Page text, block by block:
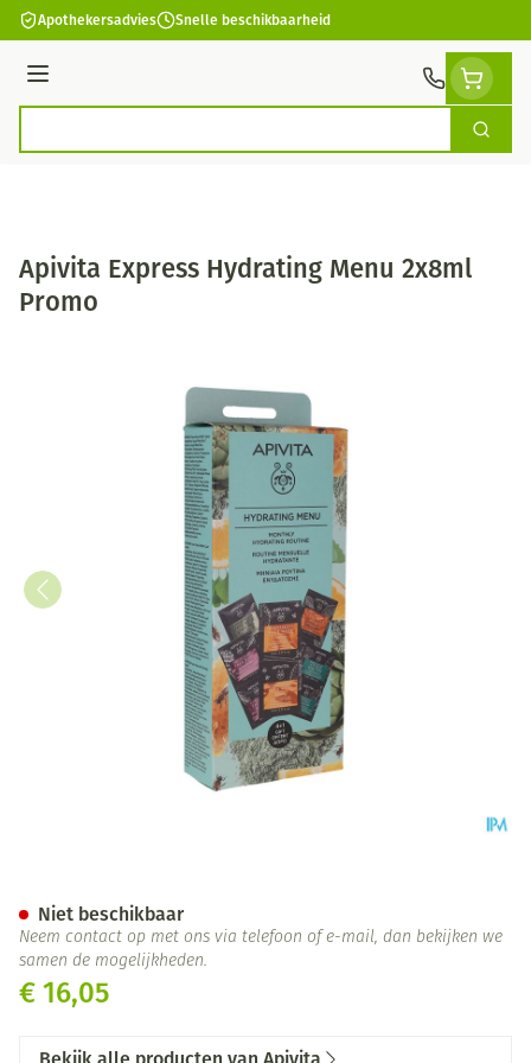
Ga naar de inhoud
Apothekersadvies Snelle beschikbaarheid
Menu
Zoek
Apivita Express Hydrating Menu 2x8ml
Promo
€ 16,05
Niet beschikbaar
Neem contact op met ons via telefoon of e-mail, dan bekijken we
samen de mogelijkheden.